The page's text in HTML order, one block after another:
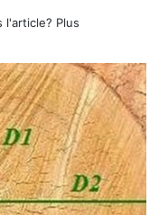
l'article? Plus